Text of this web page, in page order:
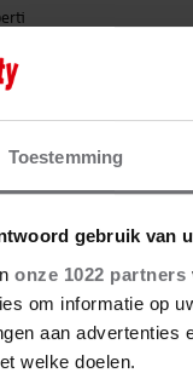
Toestemming
gebruik van
onze 1022 partners
om informatie op
aan advertenties
welke doelen.
’T